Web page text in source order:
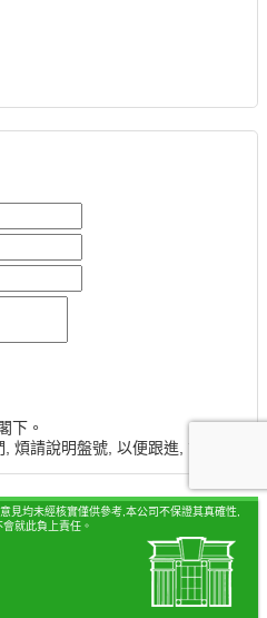
下。
煩請說明盤號, 以便跟進, 謝謝。
見均未經核實僅供參考,本公司不保證其真確性,
就此負上責任。